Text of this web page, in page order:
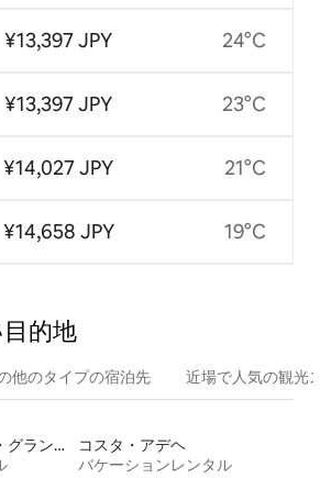
¥13,397 JPY
¥13,397 JPY
¥14,027 JPY
¥14,658 JPY
24°C
23°C
21°C
19°C
的⁠地
他のタ⁠イ⁠プ⁠の宿⁠泊⁠先 近場で人気の観光
ラス・パルマス・デ・グラン・カナリア
コスタ・アデヘ
バケーションレンタル